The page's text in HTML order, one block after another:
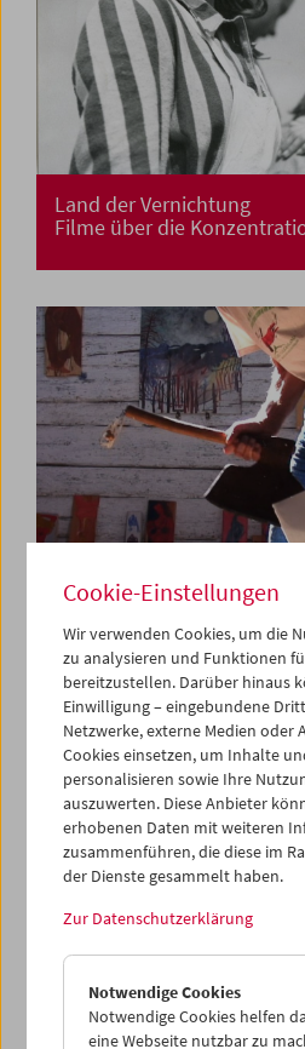
Land der Vernichtung
Filme über die
Da capo: "Triptychon und
Michael Pilz
Cookie-Einstellungen
Wir verwenden Cookies, um die
zu analysieren und Funktionen
bereitzustellen. Darüber hinaus
Einwilligung – eingebundene
Netzwerke, externe Medien oder
Cookies einsetzen, um Inhalte
personalisieren sowie Ihre
auszuwerten. Diese Anbieter
erhobenen Daten mit weiteren
zusammenführen, die diese im
der Dienste gesammelt haben.
Zur Datenschutzerklärung
Notwendige Cookies
Notwendige Cookies helfen
eine Webseite nutzbar zu